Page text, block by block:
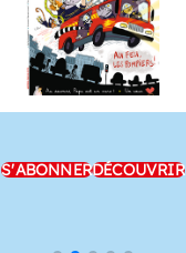
S'ABONNERDÉCOUVRIR